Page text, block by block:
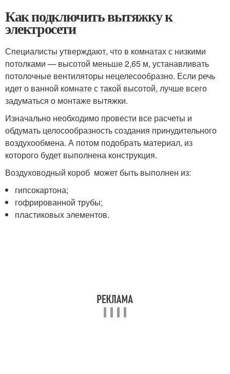
Как подключить вытяжку к
электросети
Специалисты утверждают, что в комнатах с низкими
потолками — высотой меньше 2,65 м, устанавливать
потолочные вентиляторы нецелесообразно. Если речь
идет о ванной комнате с такой высотой, лучше всего
задуматься о монтаже вытяжки.
Изначально необходимо провести все расчеты и
обдумать целосообразность создания принудительного
воздухообмена. А потом подобрать материал, из
которого будет выполнена конструкция.
Воздуховодный короб может быть выполнен из:
гипсокартона;
гофрированной трубы;
пластиковых элементов.